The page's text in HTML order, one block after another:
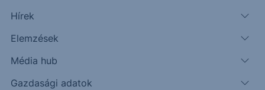
Hírek
Elemzések
Média hub
Gazdasági adatok
CHART EXTRA
Puppi Adrián
Az elmúlt időszakban kialakult a feltételezett